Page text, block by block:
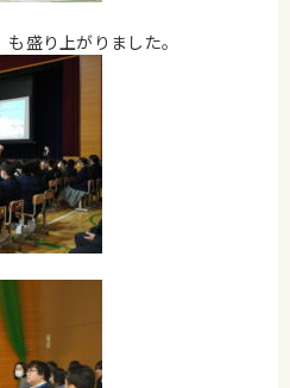
盛り上がりました。